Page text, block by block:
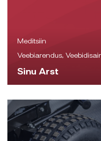
Meditsiin
Veebiarendus,
Sinu Arst